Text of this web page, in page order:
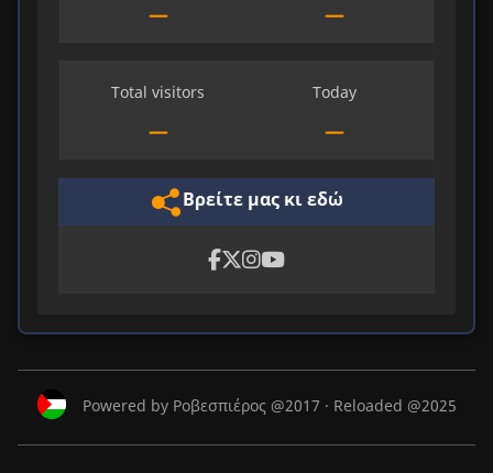
— —
Total visitors
—
Today
—
Βρείτε μας κι εδώ
Powered by Ροβεσπιέρος @2017 · Reloaded @2025